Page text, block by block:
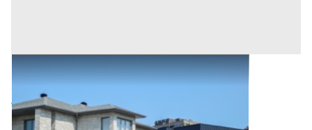
Abitazione di Tipo Civile all'asta a Padova
Ospedaletto Euganeo (Padova)
42.600 € 56.800 €